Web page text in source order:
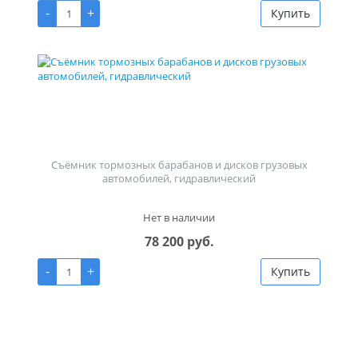
-
+ Купить
Съёмник тормозных барабанов и дисков грузовых
автомобилей, гидравлический
Нет в наличии
78 200 руб.
-
+ Купить